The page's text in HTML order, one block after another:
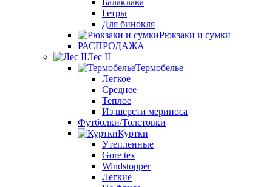
Балаклава
Гетры
Для бинокля
Рюкзаки и сумки
РАСПРОДАЖА
Лес II
Термобелье
Легкое
Среднее
Теплое
Из шерсти мериноса
Футболки/Толстовки
Куртки
Утепленные
Gore tex
Windstopper
Легкие